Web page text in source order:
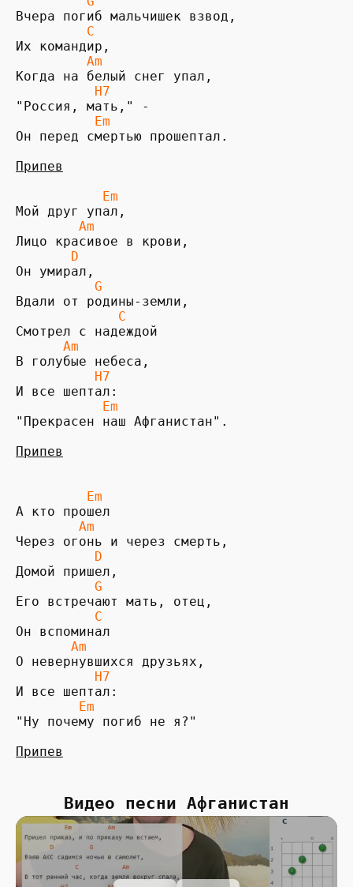
         C
         Am
Когда на белый снег упал,
   H7
          Em
Он перед смертью прошептал.
Припев
Em
        Am
Лицо красивое в крови,
D
          G
Вдали от родины-земли,
            C
      Am
В голубые небеса,
H7
           Em
"Прекрасен наш Афганистан".
Припев
Em
        Am
Через огонь и через смерть,
D
          G
Его встречают мать, отец,
C
       Am
О невернувшихся друзьях,
H7
        Em
"Ну почему погиб не я?"
Видео песни Афганистан